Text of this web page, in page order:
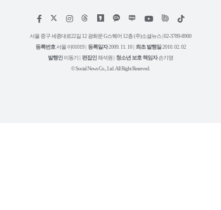
페
스
북
인
타
그
램
위
트
리
유
튜
틱
서울 중구 세종대로22길 12 광화문 G스퀘어 12층 (주)소셜뉴스 | 02-3789-8900
등록번호 서울 아01019 | 등록일자2009. 11. 10 | 최초 발행일2010. 02. 02
발행인 이동기 | 편집인채석원 | 청소년 보호 책임자손기영
© Social News Co., Ltd. All Right Reserved.